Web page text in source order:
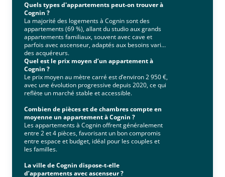
Quels types d'appartements peut-on trouver à
Cognin ?
La majorité des logements à Cognin sont des
appartements (69 %), allant du studio aux grands
appartements familiaux, souvent avec cave et
parfois avec ascenseur, adaptés aux besoins variés
des acquéreurs.
Quel est le prix moyen d’un appartement à
Cognin ?
Le prix moyen au mètre carré est d’environ 2 950 €,
avec une évolution progressive depuis 2020, ce qui
reflète un marché stable et accessible.
Combien de pièces et de chambres compte en
moyenne un appartement à Cognin ?
Les appartements à Cognin offrent généralement
entre 2 et 4 pièces, favorisant un bon compromis
entre espace et budget, idéal pour les couples et
les familles.
La ville de Cognin dispose-t-elle
d’appartements avec ascenseur ?